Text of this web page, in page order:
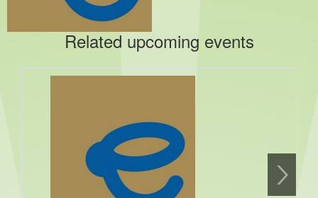
Related upcoming events